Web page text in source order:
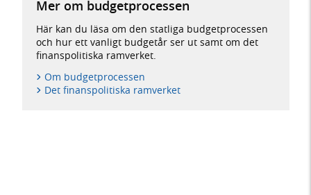
Mer om budgetprocessen
Här kan du läsa om den statliga budgetprocessen
och hur ett vanligt budgetår ser ut samt om det
finanspolitiska ramverket.
Om budgetprocessen
Det finanspolitiska ramverket